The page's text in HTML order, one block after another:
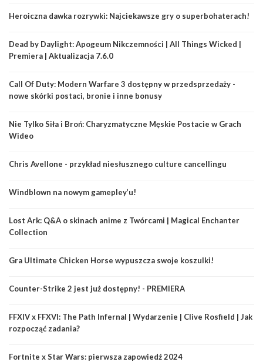
Heroiczna dawka rozrywki: Najciekawsze gry o superbohaterach!
Dead by Daylight: Apogeum Nikczemności | All Things Wicked |
Premiera | Aktualizacja 7.6.0
Call Of Duty: Modern Warfare 3 dostępny w przedsprzedaży -
nowe skórki postaci, bronie i inne bonusy
Nie Tylko Siła i Broń: Charyzmatyczne Męskie Postacie w Grach
Wideo
Chris Avellone - przykład niesłusznego culture cancellingu
Windblown na nowym gamepley’u!
Lost Ark: Q&A o skinach anime z Twórcami | Magical Enchanter
Collection
Gra Ultimate Chicken Horse wypuszcza swoje koszulki!
Counter-Strike 2 jest już dostępny! - PREMIERA
FFXIV x FFXVI: The Path Infernal | Wydarzenie | Clive Rosfield | Jak
rozpocząć zadania?
Fortnite x Star Wars: pierwsza zapowiedź 2024